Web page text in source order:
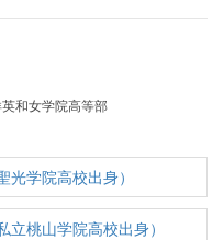
和女学院高等部
光学院高校出身）
桃山学院高校出身）